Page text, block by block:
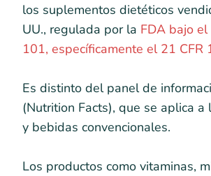
los suplementos dietéticos
UU., regulada por la FDA bajo el
101, específicamente el 21 CFR
Es distinto del panel de
(Nutrition Facts), que se aplica a
y bebidas convencionales.
Los productos como vitaminas,